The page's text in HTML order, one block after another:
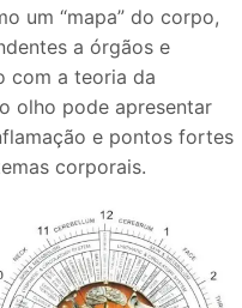
um “mapa” do corpo,
a órgãos e
com a teoria da
olho pode apresentar
e pontos fortes
corporais.